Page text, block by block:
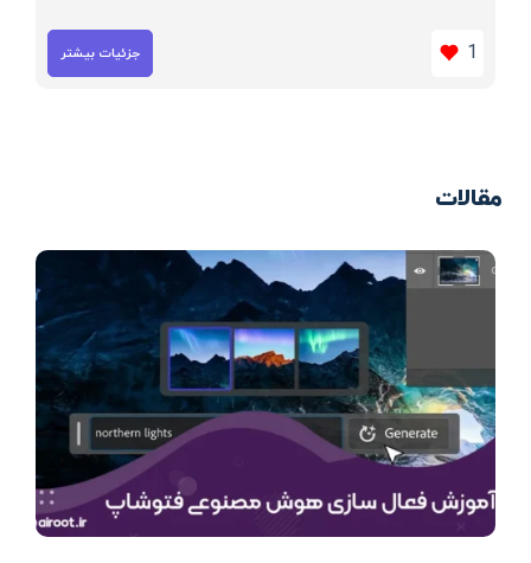
1 جزئیات بیشتر
مقالات